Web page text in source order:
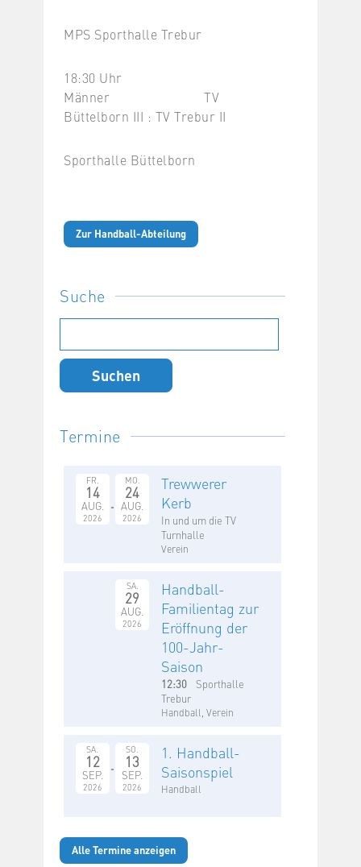
MPS Sporthalle Trebur
18:30 Uhr
Männer TV
Büttelborn III : TV Trebur II
Sporthalle Büttelborn
Zur Handball-Abteilung
Suche
nach:
Termine
FR.
14
AUG.
2026
MO.
24
AUG.
2026
Trewwerer
Kerb
In und um die TV
Turnhalle
Verein
SA.
29
AUG.
2026
Handball-
Familientag zur
Eröffnung der
100-Jahr-
Saison
12:30
Sporthalle
Trebur
Handball, Verein
SA.
12
SEP.
2026
SO.
13
SEP.
2026
1. Handball-
Saisonspiel
Handball
Alle Termine anzeigen